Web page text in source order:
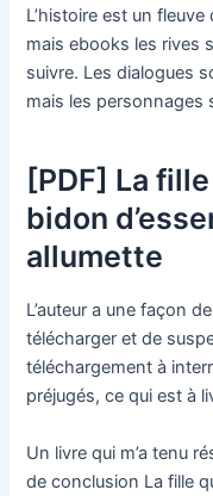
L’histoire est un
mais ebooks les rives
suivre. Les dialogues
mais les personnages
[PDF] La
bidon
allumette
L’auteur a une façon
télécharger et de
téléchargement à
préjugés, ce qui est à
Un livre qui m’a tenu
de conclusion La fille